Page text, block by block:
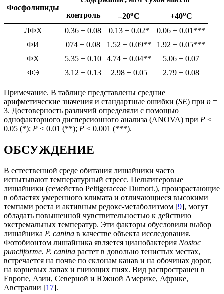
Фосфолипиды
контроль
–20oC +40oC
ЛФХ
0.36 ± 0.08 0.13 ± 0.02*
0.06 ± 0.01***
ФИ
074 ± 0.08 1.52 ± 0.09**
1.92 ± 0.05***
ФХ
5.35 ± 0.10 4.74 ± 0.04**
5.06 ± 0.07
ФЭ
3.12 ± 0.13 2.98 ± 0.05 2.79 ± 0.08
Примечание. В таблице представлены средние
арифметические значения и стандартные ошибки (SE) при n =
3. Достоверность различий определяли с помощью
однофакторного дисперсионного анализа (ANOVA) при P <
0.05 (*); P < 0.01 (**); P < 0.001 (***).
ОБСУЖДЕНИЕ
В естественной среде обитания лишайники часто
испытывают температурный стресс. Пельтигеровые
лишайники (семейство Peltigeraceae Dumort.), произрастающие
в областях умеренного климата и отличающиеся высокими
темпами роста и активным редокс-метаболизмом [9], могут
обладать повышенной чувствительностью к действию
экстремальных температур. Эти факторы обусловили выбор
лишайника P. canina в качестве объекта исследования.
Фотобионтом лишайника является цианобактерия Nostoc
punctiforme. P. canina растет в довольно тенистых местах,
встречается на почве по склонам канав и на обочинах дорог,
на корневых лапах и гниющих пнях. Вид распространен в
Европе, Азии, Северной и Южной Америке, Африке,
Австралии [17].